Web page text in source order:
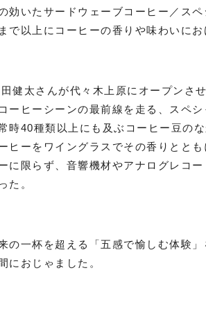
効いたサードウェーブコーヒー／ス
で以上にコーヒーの香りや味わいに
健太さんが代々木上原にオープンさ
ーヒーシーンの最前線を走る、スペ
時40種類以上にも及ぶコーヒー豆の
ヒーをワイングラスでその香りとと
に限らず、音響機材やアナログレコ
た。
の一杯を超える「五感で愉しむ体験
におじゃました。